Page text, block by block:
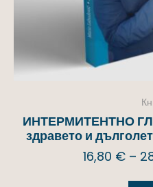
ИНТЕРМИТЕНТНО
здравето и
16,80 € –